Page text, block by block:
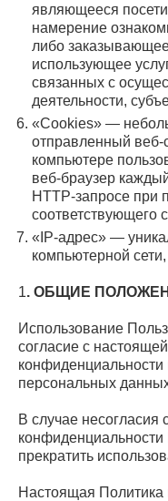
являющееся
намерение
либо
использующее
связанных с
деятельности,
«Cookies» —
отправленный
компьютере
веб-браузер
HTTP-запросе при
соответствующего
«IP-адрес» —
компьютерной
1. ОБЩИЕ
Использование
согласие с
конфиденциальности
персональных
В случае несогласия
прекратить
Настоящая Политика